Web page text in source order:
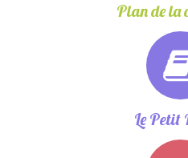
Plan de la
Le